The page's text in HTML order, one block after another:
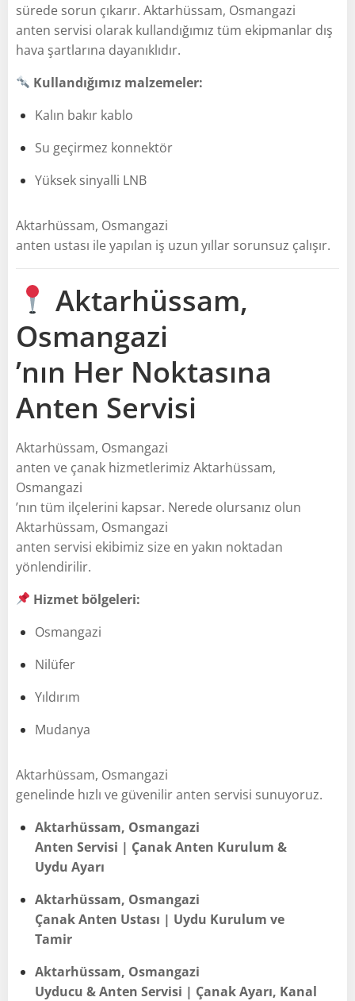
sürede sorun çıkarır. Aktarhüssam, Osmangazi
anten servisi olarak kullandığımız tüm ekipmanlar dış
hava şartlarına dayanıklıdır.
Kullandığımız malzemeler:
Kalın bakır kablo
Su geçirmez konnektör
Yüksek sinyalli LNB
Aktarhüssam, Osmangazi
anten ustası ile yapılan iş uzun yıllar sorunsuz çalışır.
Aktarhüssam,
Osmangazi
’nın Her Noktasına
Anten Servisi
Aktarhüssam, Osmangazi
anten ve çanak hizmetlerimiz Aktarhüssam,
Osmangazi
’nın tüm ilçelerini kapsar. Nerede olursanız olun
Aktarhüssam, Osmangazi
anten servisi ekibimiz size en yakın noktadan
yönlendirilir.
Hizmet bölgeleri:
Osmangazi
Nilüfer
Yıldırım
Mudanya
Aktarhüssam, Osmangazi
genelinde hızlı ve güvenilir anten servisi sunuyoruz.
Aktarhüssam, Osmangazi
Anten Servisi | Çanak Anten Kurulum &
Uydu Ayarı
Aktarhüssam, Osmangazi
Çanak Anten Ustası | Uydu Kurulum ve
Tamir
Aktarhüssam, Osmangazi
Uyducu & Anten Servisi | Çanak Ayarı, Kanal